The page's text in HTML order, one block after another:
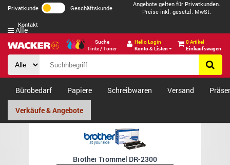
Privatkunde Geschäftskunde
Angebote gelten für Privatkunden.
Preise inkl. gesetzl. MwSt.
Kontakt
Suche
Tinte / Toner
Hello Login
Konto & Listen
0 Artikel
Einkaufswagen
Alle
Bürobedarf Papiere Schreibwaren Versand
Verkäufe & Angebote
Brother Trommel DR-2300